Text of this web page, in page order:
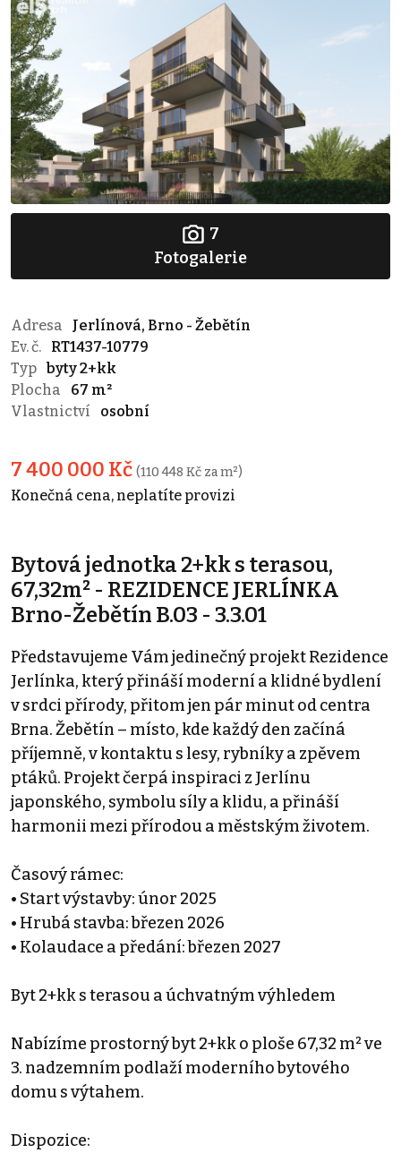
7
Fotogalerie
Adresa
Jerlínová, Brno - Žebětín
Ev. č.
RT1437-10779
Typ byty 2+kk
Plocha
67 m²
Vlastnictví
osobní
7 400 000 Kč (110 448 Kč za m²)
Konečná cena, neplatíte provizi
Bytová jednotka 2+kk s terasou,
67,32m² - REZIDENCE JERLÍNKA
Brno-Žebětín B.03 - 3.3.01
Představujeme Vám jedinečný projekt Rezidence
Jerlínka, který přináší moderní a klidné bydlení
v srdci přírody, přitom jen pár minut od centra
Brna. Žebětín – místo, kde každý den začíná
příjemně, v kontaktu s lesy, rybníky a zpěvem
ptáků. Projekt čerpá inspiraci z Jerlínu
japonského, symbolu síly a klidu, a přináší
harmonii mezi přírodou a městským životem.
Časový rámec:
• Start výstavby: únor 2025
• Hrubá stavba: březen 2026
• Kolaudace a předání: březen 2027
Byt 2+kk s terasou a úchvatným výhledem
Nabízíme prostorný byt 2+kk o ploše 67,32 m² ve
3. nadzemním podlaží moderního bytového
domu s výtahem.
Dispozice: